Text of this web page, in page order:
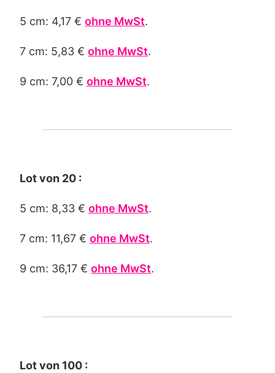
5 cm: 4,17 € ohne MwSt.
7 cm: 5,83 € ohne MwSt.
9 cm: 7,00 € ohne MwSt.
Lot von 20 :
5 cm: 8,33 € ohne MwSt.
7 cm: 11,67 € ohne MwSt.
9 cm: 36,17 € ohne MwSt.
Lot von 100 :